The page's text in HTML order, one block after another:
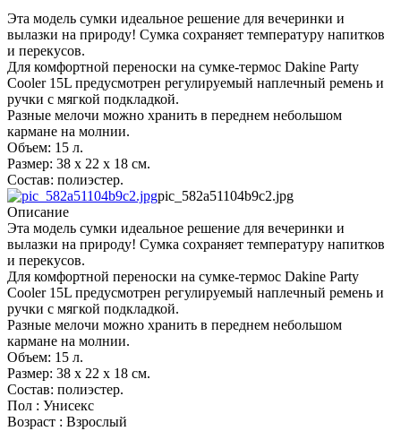
Эта модель сумки идеальное решение для вечеринки и
вылазки на природу! Сумка сохраняет температуру напитков
и перекусов.
Для комфортной переноски на сумке-термос Dakine Party
Cooler 15L предусмотрен регулируемый наплечный ремень и
ручки с мягкой подкладкой.
Разные мелочи можно хранить в переднем небольшом
кармане на молнии.
Объем: 15 л.
Размер: 38 x 22 x 18 см.
Состав: полиэстер.
pic_582a51104b9c2.jpg
Описание
Эта модель сумки идеальное решение для вечеринки и
вылазки на природу! Сумка сохраняет температуру напитков
и перекусов.
Для комфортной переноски на сумке-термос Dakine Party
Cooler 15L предусмотрен регулируемый наплечный ремень и
ручки с мягкой подкладкой.
Разные мелочи можно хранить в переднем небольшом
кармане на молнии.
Объем: 15 л.
Размер: 38 x 22 x 18 см.
Состав: полиэстер.
Пол : Унисекс
Возраст : Взрослый